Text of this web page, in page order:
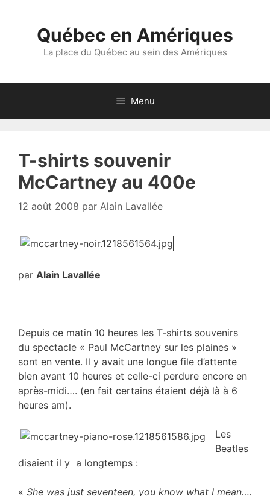
Québec en Amériques
La place du Québec au sein des Amériques
Menu
T-shirts souvenir
McCartney au 400e
12 août 2008 par Alain Lavallée
par Alain Lavallée
Depuis ce matin 10 heures les T-shirts souvenirs
du spectacle « Paul McCartney sur les plaines »
sont en vente. Il y avait une longue file d’attente
bien avant 10 heures et celle-ci perdure encore en
après-midi…. (en fait certains étaient déjà là à 6
heures am).
Les
Beatles
disaient il y a longtemps :
« She was just seventeen, you know what I mean….